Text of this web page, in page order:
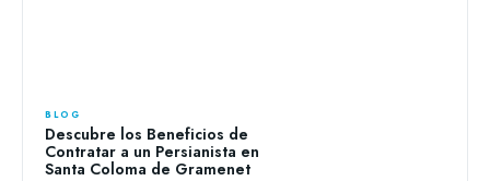
BLOG
Descubre los Beneficios de
Contratar a un Persianista en
Santa Coloma de Gramenet